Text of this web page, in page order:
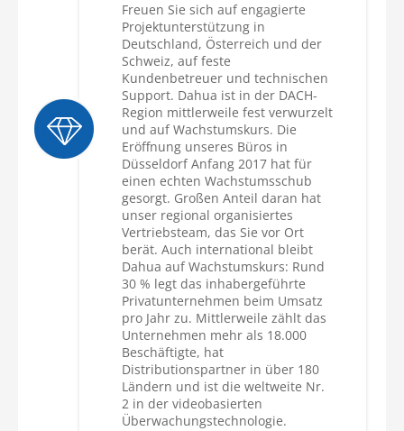
Freuen Sie sich auf engagierte
Projektunterstützung in
Deutschland, Österreich und der
Schweiz, auf feste
Kundenbetreuer und technischen
Support. Dahua ist in der DACH-
Region mittlerweile fest verwurzelt
und auf Wachstumskurs. Die
Eröffnung unseres Büros in
Düsseldorf Anfang 2017 hat für
einen echten Wachstumsschub
gesorgt. Großen Anteil daran hat
unser regional organisiertes
Vertriebsteam, das Sie vor Ort
berät. Auch international bleibt
Dahua auf Wachstumskurs: Rund
30 % legt das inhabergeführte
Privatunternehmen beim Umsatz
pro Jahr zu. Mittlerweile zählt das
Unternehmen mehr als 18.000
Beschäftigte, hat
Distributionspartner in über 180
Ländern und ist die weltweite Nr.
2 in der videobasierten
Überwachungstechnologie.